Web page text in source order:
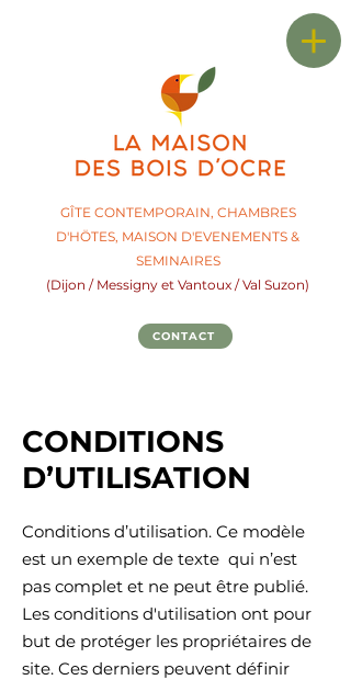
CONTACT
GÎTE CONTEMPORAIN, CHAMBRES
D'HÖTES, MAISON D'EVENEMENTS &
SEMINAIRES
(Dijon / Messigny et Vantoux / Val Suzon)
CONDITIONS
D’UTILISATION
Conditions d’utilisation. Ce modèle
est un exemple de texte qui n’est
pas complet et ne peut être publié.
Les conditions d'utilisation ont pour
but de protéger les propriétaires de
site. Ces derniers peuvent définir